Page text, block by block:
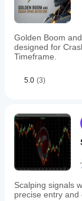
Golden Boom
designed for
Timeframe.
5.0 (3)
Scalping signals
precise entry and